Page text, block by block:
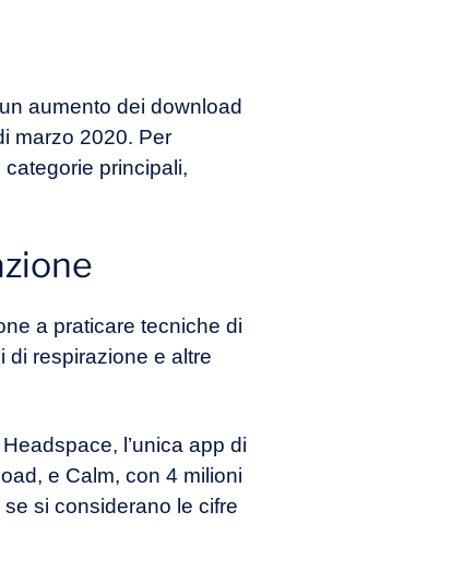
aumento dei download
marzo 2020. Per
principali,
a praticare tecniche di
di respirazione e altre
l’unica app di
e Calm, con 4 milioni
si considerano le cifre